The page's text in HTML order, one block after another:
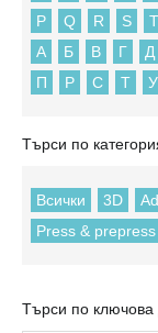
P
Q R S T
А
Б В Г Д
П
Р С Т У
Търси по
Всички 3D
Press & prepress
Търси по ключова